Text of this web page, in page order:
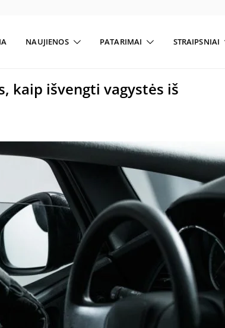
NAUJIENOS PATARIMAI STRAIPSNIAI
kaip išvengti vagystės iš